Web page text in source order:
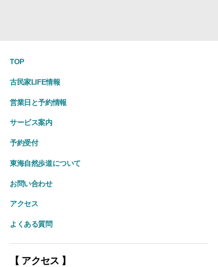
TOP
古民家LIFE情報
営業日と予約情報
サービス案内
予約受付
東海自然歩道について
お問い合わせ
アクセス
よくある質問
【 アクセス 】